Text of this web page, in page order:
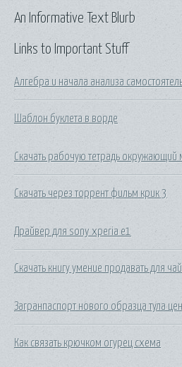
Links to Important Stuff
Алгебра и начала анализа
Шаблон буклета в ворде
Скачать рабочую тетрадь окружающий
Скачать через торрент фильм крик 3
Драйвер для sony xperia e1
Скачать книгу умение продавать для
Загранпаспорт нового образца тула
Как связать крючком огурец схема
An Informative Text Blurb